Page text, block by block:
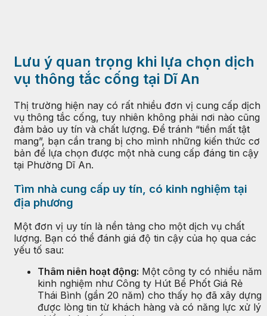
Lưu ý quan trọng khi lựa chọn dịch
vụ thông tắc cống tại Dĩ An
Thị trường hiện nay có rất nhiều đơn vị cung cấp dịch
vụ thông tắc cống, tuy nhiên không phải nơi nào cũng
đảm bảo uy tín và chất lượng. Để tránh “tiền mất tật
mang”, bạn cần trang bị cho mình những kiến thức cơ
bản để lựa chọn được một nhà cung cấp đáng tin cậy
tại Phường Dĩ An.
Tìm nhà cung cấp uy tín, có kinh nghiệm tại
địa phương
Một đơn vị uy tín là nền tảng cho một dịch vụ chất
lượng. Bạn có thể đánh giá độ tin cậy của họ qua các
yếu tố sau:
Thâm niên hoạt động: Một công ty có nhiều năm
kinh nghiệm như Công ty Hút Bể Phốt Giá Rẻ
Thái Bình (gần 20 năm) cho thấy họ đã xây dựng
được lòng tin từ khách hàng và có năng lực xử lý